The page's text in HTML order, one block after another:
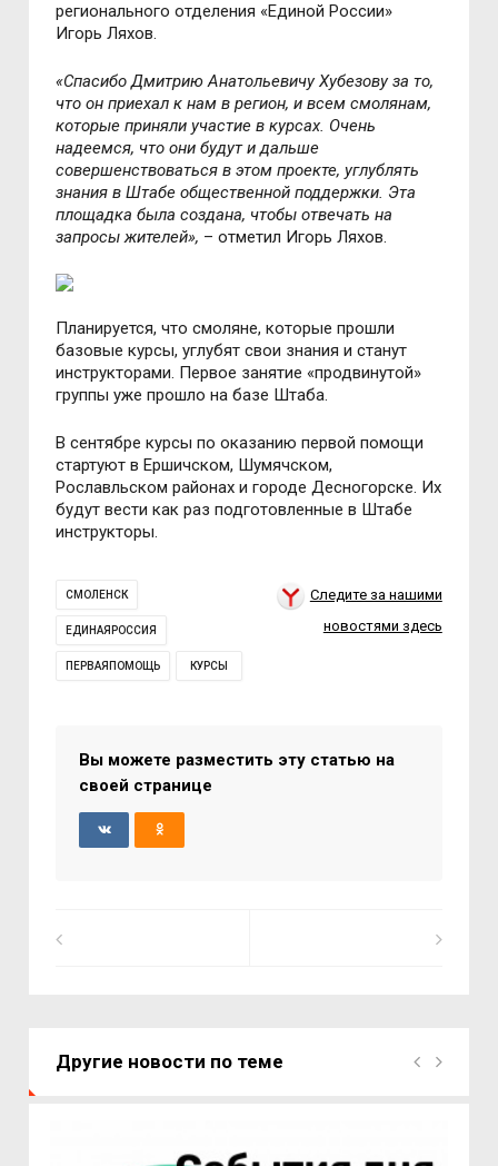
регионального отделения «Единой России»
Игорь Ляхов.
«Спасибо Дмитрию Анатольевичу Хубезову за то,
что он приехал к нам в регион, и всем смолянам,
которые приняли участие в курсах. Очень
надеемся, что они будут и дальше
совершенствоваться в этом проекте, углублять
знания в Штабе общественной поддержки. Эта
площадка была создана, чтобы отвечать на
запросы жителей», – отметил Игорь Ляхов.
Планируется, что смоляне, которые прошли
базовые курсы, углубят свои знания и станут
инструкторами. Первое занятие «продвинутой»
группы уже прошло на базе Штаба.
В сентябре курсы по оказанию первой помощи
стартуют в Ершичском, Шумячском,
Рославльском районах и городе Десногорске. Их
будут вести как раз подготовленные в Штабе
инструкторы.
СМОЛЕНСК
ЕДИНАЯРОССИЯ
ПЕРВАЯПОМОЩЬ КУРСЫ
Следите за нашими
новостями здесь
Вы можете разместить эту статью на
своей странице
Другие новости по теме